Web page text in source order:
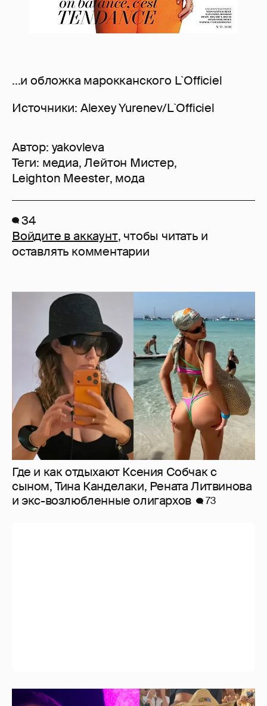
...и обложка марокканского L`Officiel
Источники: Alexey Yurenev/L`Officiel
Автор: yakovleva
Теги: медиа,Лейтон Мистер,
Leighton Meester, мода
34
Войдите в аккаунт, чтобы читать и
оставлять комментарии
Где и как отдыхают Ксения Собчак с
сыном, Тина Канделаки, Рената Литвинова
и экс-возлюбленные олигархов
73